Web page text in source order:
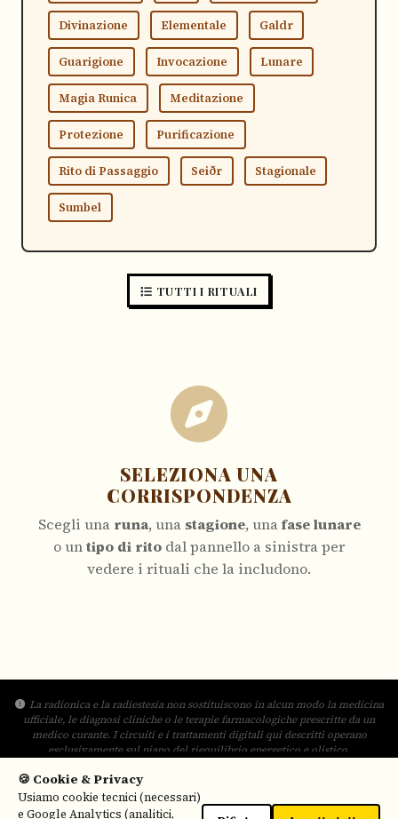
Divinazione Elementale Galdr
Guarigione Invocazione Lunare
Magia Runica Meditazione
Protezione Purificazione
Rito di Passaggio Seiðr Stagionale
Sumbel
TUTTI I RITUALI
SELEZIONA UNA
CORRISPONDENZA
Scegli una runa, una stagione, unafase lunare
o untipo di rito dal pannello a sinistra per
vedere i rituali che la includono.
La radionica e la radiestesia non sostituiscono in alcun modo la medicina
ufficiale, le diagnosi cliniche o le terapie farmacologiche prescritte da un
medico curante. I circuiti e i trattamenti digitali qui descritti operano
esclusivamente sul piano del riequilibrio energetico e olistico.
ALGORITMO RADIONICO CONDIVISO
🍪 Cookie & Privacy
Usiamo cookie tecnici (necessari)
e Google Analytics (analitici,